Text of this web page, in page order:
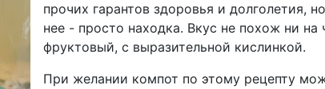
прочих гарантов здоровья и долголетия,
нее - просто находка. Вкус не похож ни
фруктовый, с выразительной кислинкой.
При желании компот по этому рецепту